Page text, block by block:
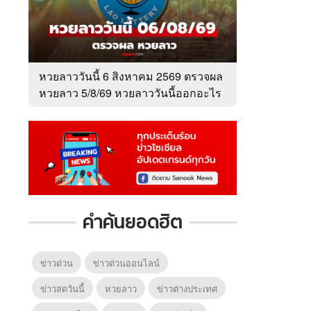
หวยลาววันนี้ 6 สิงหาคม 2569 ตรวจผล
หวยลาว 5/8/69 หวยลาววันนี้ออกอะไร
คำค้นยอดฮิต
ข่าวด่วน
ข่าวด่วนออนไลน์
ข่าวสดวันนี้
หวยลาว
ข่าวต่างประเทศ